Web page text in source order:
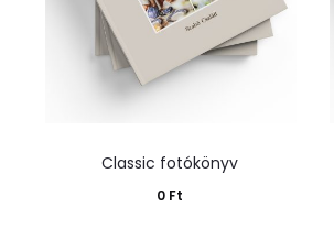
Classic fotókönyv
0 Ft